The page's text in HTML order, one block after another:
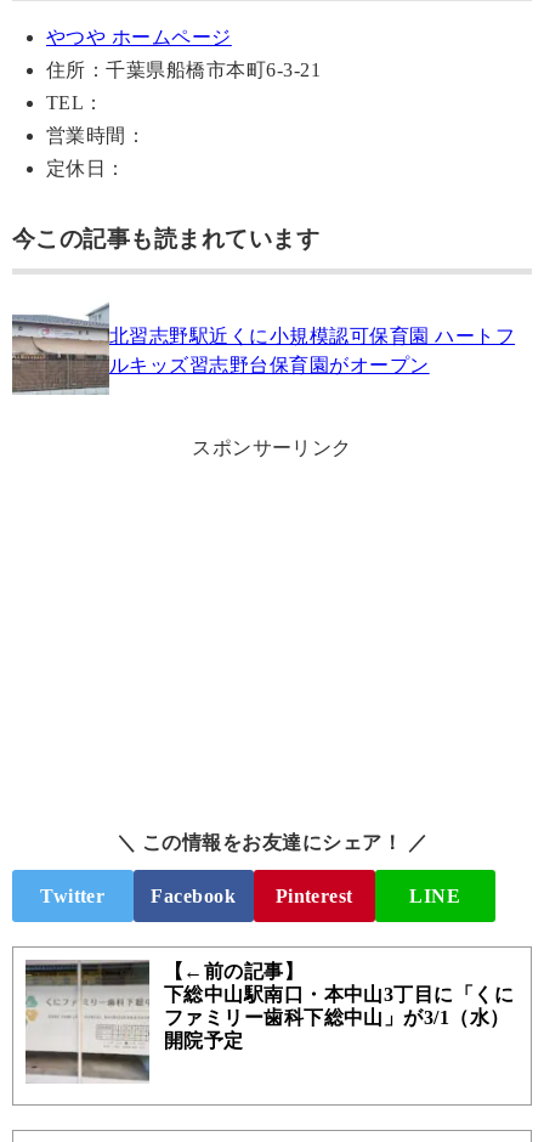
やつや ホームページ
住所：千葉県船橋市本町6-3-21
TEL：
営業時間：
定休日：
今この記事も読まれています
北習志野駅近くに小規模認可保育園 ハートフ
ルキッズ習志野台保育園がオープン
スポンサーリンク
＼ この情報をお友達にシェア！ ／
Twitter Facebook Pinterest LINE
【←前の記事】
下総中山駅南口・本中山3丁目に「くに
ファミリー歯科下総中山」が3/1（水）
開院予定